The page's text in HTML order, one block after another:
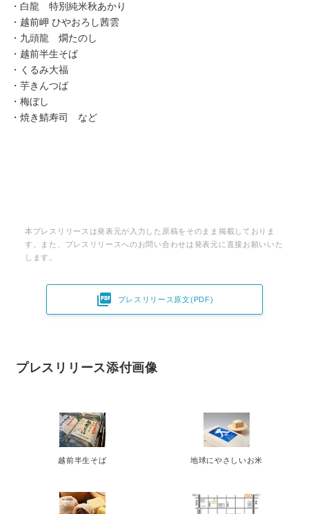
・白龍 特別純米秋あかり
・越前岬 ひやおろし茜雲
・九頭龍 燗たのし
・越前半生そば
・くるみ大福
・芋きんつば
・梅ぼし
・焼き鯖寿司 など
本プレスリリースは発表元が入力した原稿をそのまま掲載しておりま
す。また、プレスリリースへのお問い合わせは発表元に直接お願いいた
します。
 プレスリリース原文(PDF)
プレスリリース添付画像
越前半生そば 地球にやさしいお米